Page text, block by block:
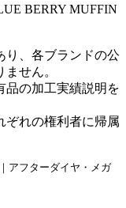
BERRY MUFFIN
り、各ブランドの公
せん。
品の加工実績説明を
ぞれの権利者に帰属
アフターダイヤ・メガ